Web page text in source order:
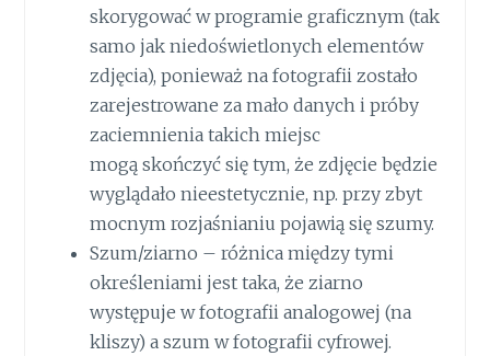
skorygować w programie graficznym (tak
samo jak niedoświetlonych elementów
zdjęcia), ponieważ na fotografii zostało
zarejestrowane za mało danych i próby
zaciemnienia takich miejsc
mogą skończyć się tym, że zdjęcie będzie
wyglądało nieestetycznie, np. przy zbyt
mocnym rozjaśnianiu pojawią się szumy.
Szum/ziarno – różnica między tymi
określeniami jest taka, że ziarno
występuje w fotografii analogowej (na
kliszy) a szum w fotografii cyfrowej.